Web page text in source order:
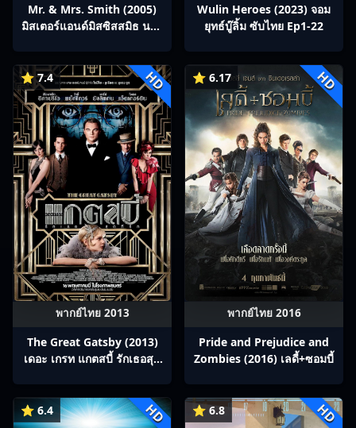
Mr. & Mrs. Smith (2005)
มิสเตอร์แอนด์มิสซิสสมิธ นาย
Wulin Heroes (2023) จอม
ยุทธ์บู๊ลิ้ม ซับไทย Ep1-22
⭐ 7.4 HD
พากย์ไทย 2013
The Great Gatsby (2013)
เดอะ เกรท แกตสบี้ รักเธอสุด
⭐ 6.17 HD
พากย์ไทย 2016
Pride and Prejudice and
Zombies (2016) เลดี้+ซอมบี้
⭐ 6.4 HD ⭐ 6.8 HD